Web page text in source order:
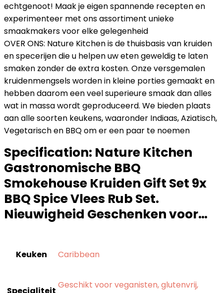
echtgenoot! Maak je eigen spannende recepten en
experimenteer met ons assortiment unieke
smaakmakers voor elke gelegenheid
OVER ONS: Nature Kitchen is de thuisbasis van kruiden
en specerijen die u helpen uw eten geweldig te laten
smaken zonder de extra kosten. Onze versgemalen
kruidenmengsels worden in kleine porties gemaakt en
hebben daarom een veel superieure smaak dan alles
wat in massa wordt geproduceerd. We bieden plaats
aan alle soorten keukens, waaronder Indiaas, Aziatisch,
Vegetarisch en BBQ om er een paar te noemen
Specification: Nature Kitchen
Gastronomische BBQ
Smokehouse Kruiden Gift Set 9x
BBQ Spice Vlees Rub Set.
Nieuwigheid Geschenken voor…
Keuken ‎Caribbean
‎Geschikt voor veganisten, glutenvrij,